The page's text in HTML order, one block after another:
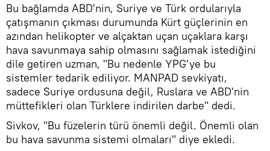
Bu bağlamda ABD'nin, Suriye ve Türk ordularıyla
çatışmanın çıkması durumunda Kürt güçlerinin en
azından helikopter ve alçaktan uçan uçaklara karşı
hava savunmaya sahip olmasını sağlamak istediğini
dile getiren uzman, "Bu nedenle YPG'ye bu
sistemler tedarik ediliyor. MANPAD sevkiyatı,
sadece Suriye ordusuna değil, Ruslara ve ABD'nin
müttefikleri olan Türklere indirilen darbe" dedi.
Sivkov, "Bu füzelerin türü önemli değil. Önemli olan
bu hava savunma sistemi olmaları" diye ekledi.